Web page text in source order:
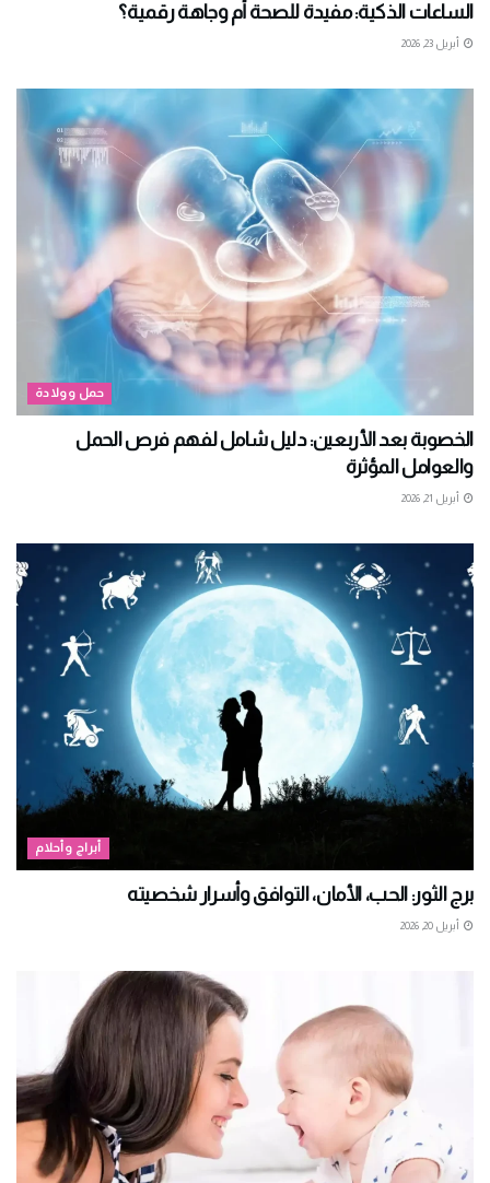
الساعات الذكية: مفيدة للصحة أم وجاهة رقمية؟
أبريل 23, 2026
حمل وولادة
الخصوبة بعد الأربعين: دليل شامل لفهم فرص الحمل
والعوامل المؤثرة
أبريل 21, 2026
أبراج وأحلام
برج الثور: الحب، الأمان، التوافق وأسرار شخصيته
أبريل 20, 2026